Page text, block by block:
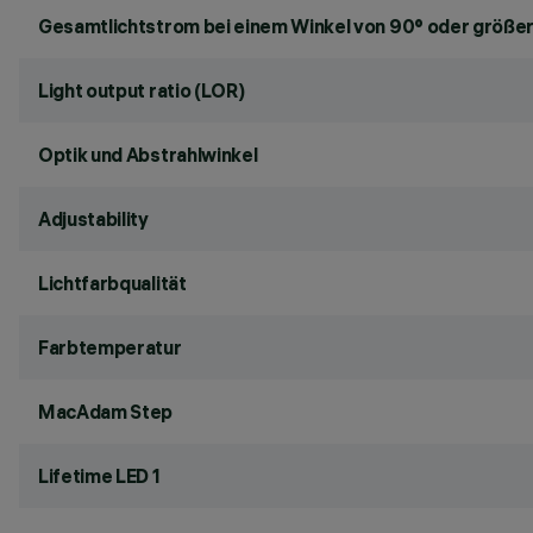
Gesamtlichtstrom bei einem Winkel von 90° oder
Light output ratio (LOR)
Optik und Abstrahlwinkel
Adjustability
Lichtfarbqualität
Farbtemperatur
MacAdam Step
Lifetime LED 1